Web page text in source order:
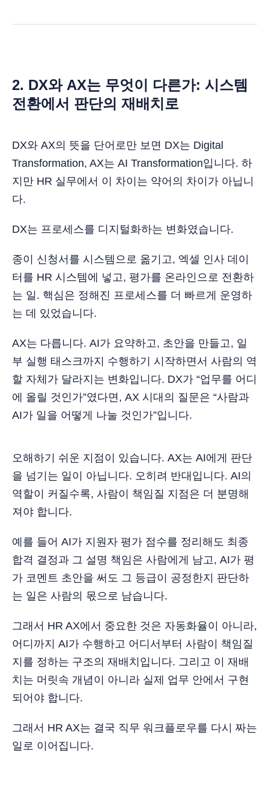
2. DX와 AX는 무엇이 다른가: 시스템
전환에서 판단의 재배치로
DX와 AX의 뜻을 단어로만 보면 DX는 Digital
Transformation, AX는 AI Transformation입니다. 하
지만 HR 실무에서 이 차이는 약어의 차이가 아닙니
다.
DX는 프로세스를 디지털화하는 변화였습니다.
종이 신청서를 시스템으로 옮기고, 엑셀 인사 데이
터를 HR 시스템에 넣고, 평가를 온라인으로 전환하
는 일. 핵심은 정해진 프로세스를 더 빠르게 운영하
는 데 있었습니다.
AX는 다릅니다. AI가 요약하고, 초안을 만들고, 일
부 실행 태스크까지 수행하기 시작하면서 사람의 역
할 자체가 달라지는 변화입니다. DX가 “업무를 어디
에 올릴 것인가”였다면, AX 시대의 질문은 “사람과
AI가 일을 어떻게 나눌 것인가”입니다.
오해하기 쉬운 지점이 있습니다. AX는 AI에게 판단
을 넘기는 일이 아닙니다. 오히려 반대입니다. AI의
역할이 커질수록, 사람이 책임질 지점은 더 분명해
져야 합니다.
예를 들어 AI가 지원자 평가 점수를 정리해도 최종
합격 결정과 그 설명 책임은 사람에게 남고, AI가 평
가 코멘트 초안을 써도 그 등급이 공정한지 판단하
는 일은 사람의 몫으로 남습니다.
그래서 HR AX에서 중요한 것은 자동화율이 아니라,
어디까지 AI가 수행하고 어디서부터 사람이 책임질
지를 정하는 구조의 재배치입니다. 그리고 이 재배
치는 머릿속 개념이 아니라 실제 업무 안에서 구현
되어야 합니다.
그래서 HR AX는 결국 직무 워크플로우를 다시 짜는
일로 이어집니다.